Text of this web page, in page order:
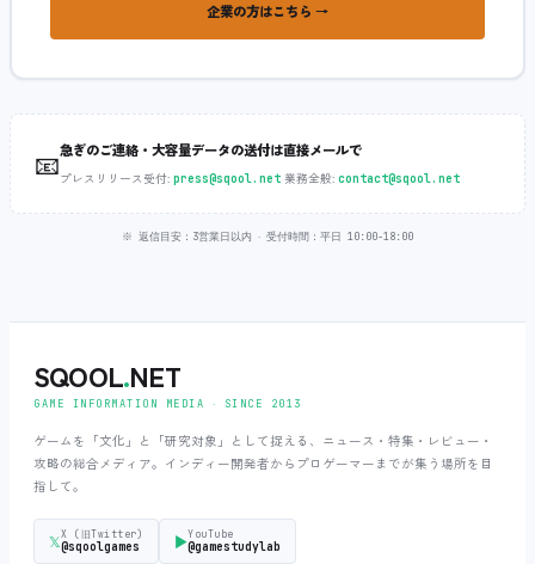
企業の方はこちら →
📧急ぎのご連絡・大容量データの送付は直接メールで
プレスリリース受付: press@sqool.net 業務全般: contact@sqool.net
※ 返信目安：3営業日以内 ‧ 受付時間：平日 10:00-18:00
SQOOL.NET
GAME INFORMATION MEDIA ‧ SINCE 2013
ゲームを「文化」と「研究対象」として捉える、ニュース・特集・レビュー・
攻略の総合メディア。インディー開発者からプロゲーマーまでが集う場所を目
指して。
𝕏X (旧Twitter)
@sqoolgames ▶YouTube
@gamestudylab